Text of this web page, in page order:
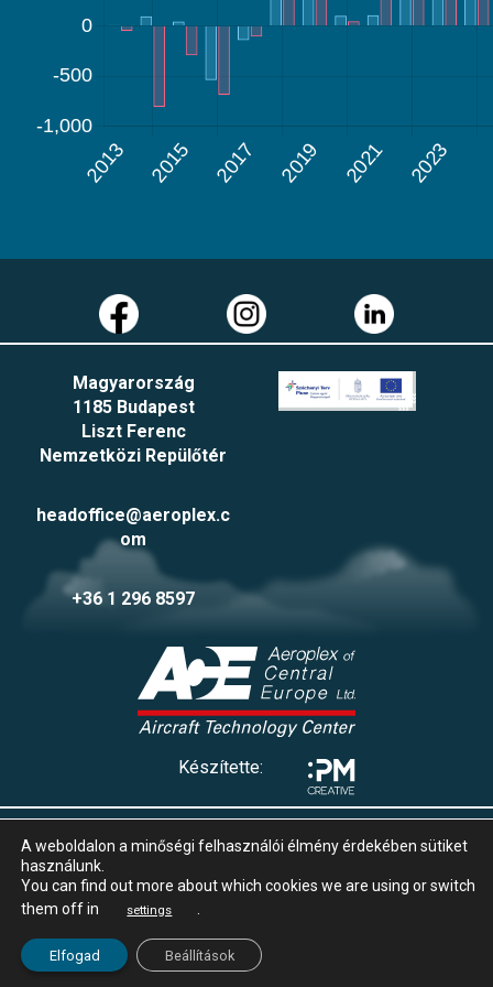
Magyarország
1185 Budapest
Liszt Ferenc
Nemzetközi Repülőtér
headoffice@aeroplex.c
om
+36 1 296 8597
Készítette:
Impresszum
Süti beállítások
© 2025 Aeroplex
A weboldalon a minőségi felhasználói élmény érdekében sütiket
használunk.
You can find out more about which cookies we are using or switch
them off in
settings
Elfogad Beállítások